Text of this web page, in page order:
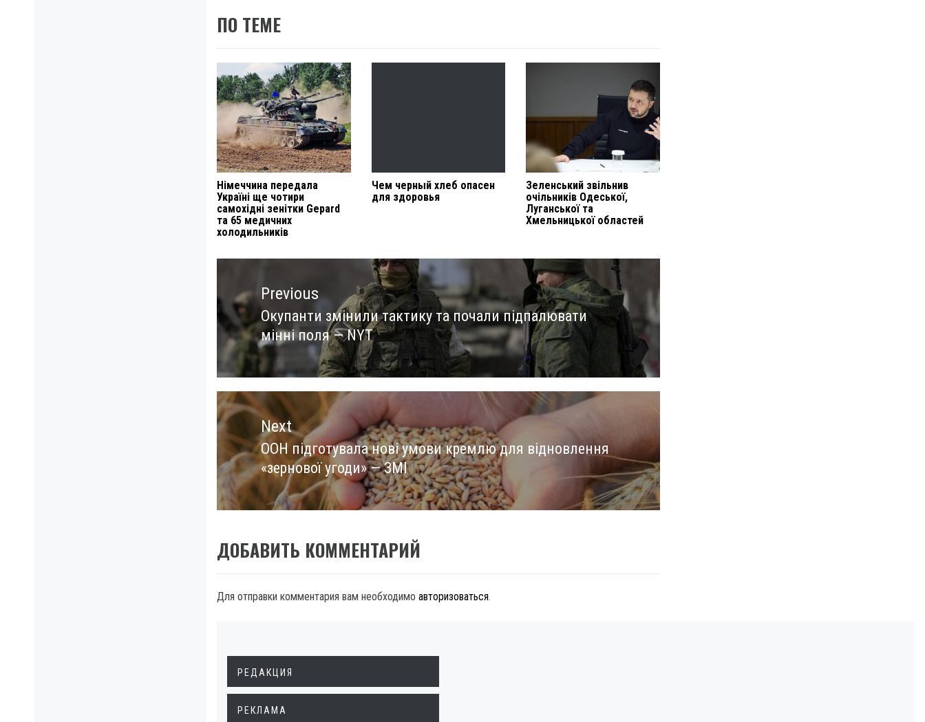
ПО ТЕМЕ
Німеччина передала
Україні ще чотири
самохідні зенітки Gepard
та 65 медичних
холодильників
Чем черный хлеб опасен
для здоровья
Зеленський звільнив
очільників Одеської,
Луганської та
Хмельницької областей
Навигация
записямPrevious
Previous
post:
Окупанти змінили тактику та почали підпалювати
мінні поля — NYT
Next
Next
post:
ООН підготувала нові умови кремлю для відновлення
«зернової угоди» — ЗМІ
ДОБАВИТЬ КОММЕНТАРИЙ
Для отправки комментария вам необходимо авторизоваться.
РЕДАКЦИЯ
РЕКЛАМА